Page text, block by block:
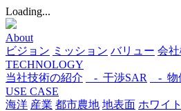
Loading...
About
ビジョン ミッション バリュー 会
TECHNOLOGY
当社技術の紹介
- 干渉SAR - 物
USE CASE
海洋 産業 都市​農地 地表面 ホワイ